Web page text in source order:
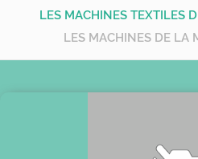
LES MACHINES TEXTILES
LES MACHINES DE LA